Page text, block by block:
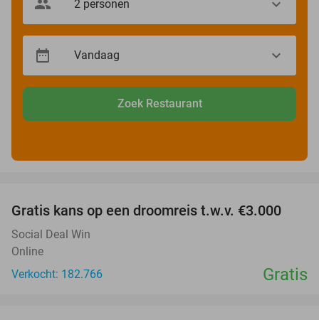
Zoek Restaurant
Gratis kans op een droomreis t.w.v. €3.000
Social Deal Win
Online
Verkocht: 182.766
Gratis